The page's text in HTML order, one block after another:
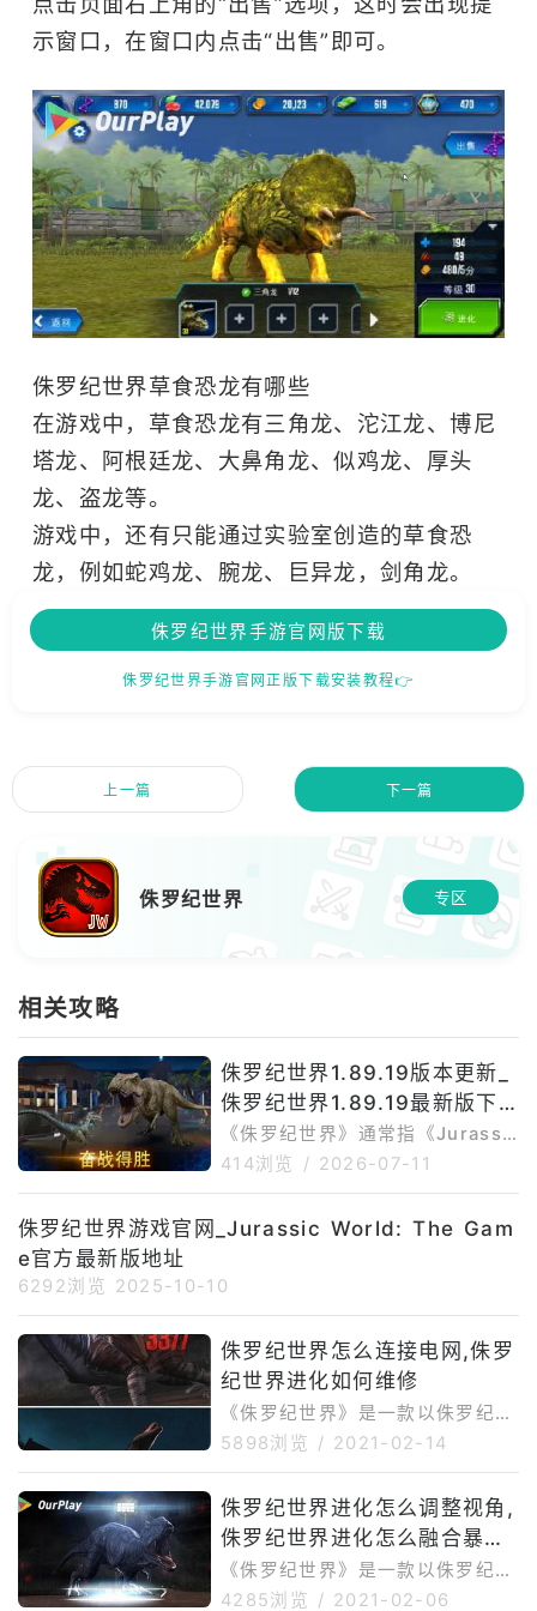
示窗口，在窗口内点击“出售”即可。
侏罗纪世界草食恐龙有哪些
在游戏中，草食恐龙有三角龙、沱江龙、博尼
塔龙、阿根廷龙、大鼻角龙、似鸡龙、厚头
龙、盗龙等。
游戏中，还有只能通过实验室创造的草食恐
龙，例如蛇鸡龙、腕龙、巨异龙，剑角龙。
侏罗纪世界手游官网版下载
侏罗纪世界手游官网正版下载安装教程👉
上一篇 下一篇
侏罗纪世界 专区
相关攻略
侏罗纪世界1.89.19版本更新_
侏罗纪世界1.89.19最新版下
载安装
《侏罗纪世界》通常指《Jurassi
cWorld:TheGame》，是一款由L
卓包名为com.ludia.jurassicwor
的恐龙公园，孵化和培养史前生
物，并组建恐龙队伍参加竞技场、
限时活动及其他战斗。目前，《侏
罗纪世界》安卓端最新公开版本为
1.89.19。该版本于2026年6月中
旬上线，基础安装
414浏览 / 2026-07-11
侏罗纪世界游戏官网_Jurassic World: The Gam
e官方最新版地址
6292浏览 2025-10-10
侏罗纪世界怎么连接电网,侏罗
纪世界进化如何维修
《侏罗纪世界》是一款以侏罗纪为
题材的龙养殖类游戏。游戏的题材
是不断研究龙的基因，制造出新颖
的物种和更
5898浏览 / 2021-02-14
侏罗纪世界进化怎么调整视角,
侏罗纪世界进化怎么融合暴虐
迅猛龙
《侏罗纪世界》是一款以侏罗纪为
题材的龙养殖类游戏。游戏的题材
4285浏览 / 2021-02-06